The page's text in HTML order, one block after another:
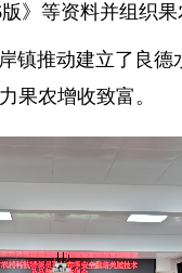
等资料并组织
动建立了良德
果农增收致富。